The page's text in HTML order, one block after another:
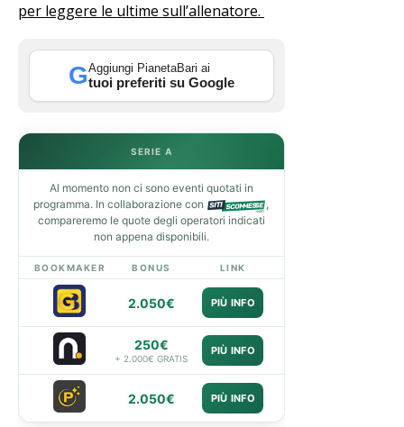
per leggere le ultime sull’allenatore.
GAggiungi PianetaBari ai
tuoi preferiti su Google
SERIE A
Al momento non ci sono eventi quotati in
programma. In collaborazione con
,
compareremo le quote degli operatori indicati
non appena disponibili.
BOOKMAKER BONUS LINK
2.050€ PIÙ INFO
250€
+ 2.000€ GRATIS
PIÙ INFO
2.050€ PIÙ INFO